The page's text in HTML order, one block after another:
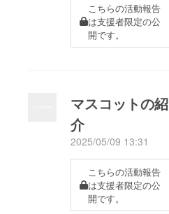
こちらの活動報告
は支援者限定の公
開です。
マスコットの紹
介
2025/05/09 13:31
こちらの活動報告
は支援者限定の公
開です。